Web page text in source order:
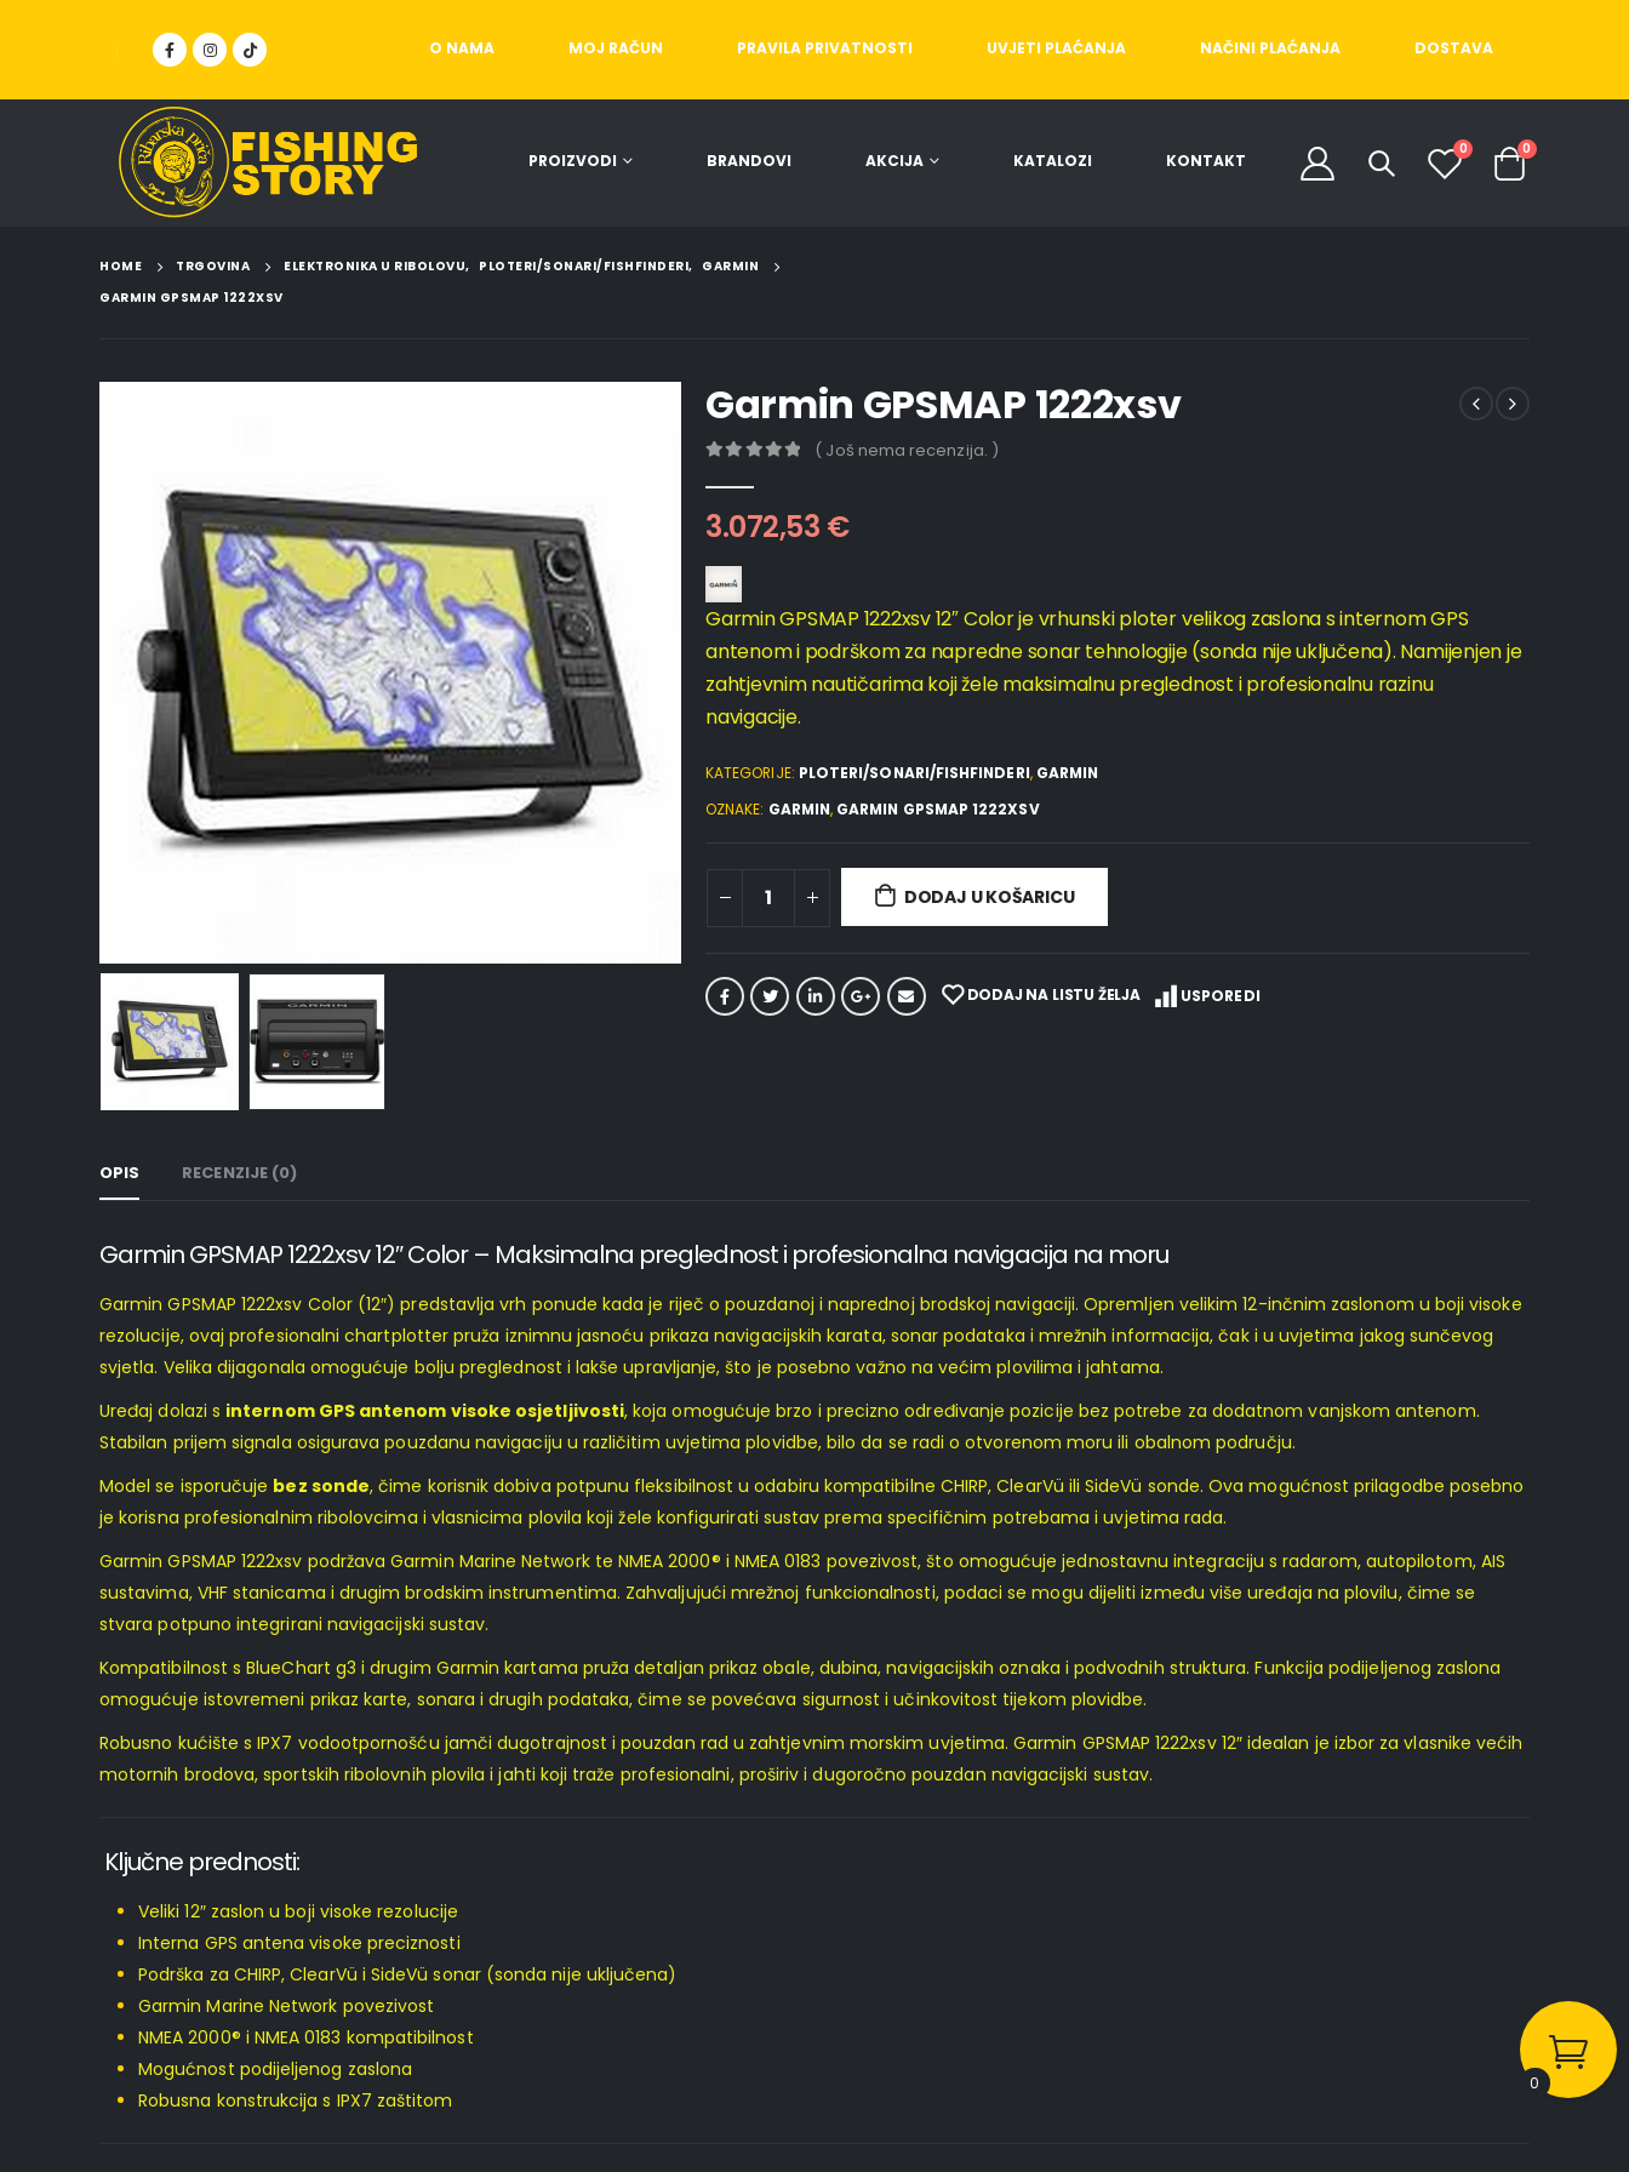
O NAMA MOJ RAČUN PRAVILA PRIVATNOSTI UVJETI PLAĆANJA NAČINI PLAĆANJA DOSTAVA
PROIZVODI BRANDOVI AKCIJA KATALOZI KONTAKT
0 0
HOME TRGOVINA ELEKTRONIKA U RIBOLOVU, PLOTERI/SONARI/FISHFINDERI, GARMIN
GARMIN GPSMAP 1222XSV
Garmin GPSMAP 1222xsv
( Još nema recenzija. )
3.072,53 €
Garmin GPSMAP 1222xsv 12″ Color je vrhunski ploter velikog zaslona s internom GPS
antenom i podrškom za napredne sonar tehnologije (sonda nije uključena). Namijenjen je
zahtjevnim nautičarima koji žele maksimalnu preglednost i profesionalnu razinu
navigacije.
KATEGORIJE: PLOTERI/SONARI/FISHFINDERI, GARMIN
OZNAKE: GARMIN, GARMIN GPSMAP 1222XSV
DODAJ U KOŠARICU
DODAJ NA LISTU ŽELJA USPOREDI
OPIS RECENZIJE (0)
Garmin GPSMAP 1222xsv 12″ Color – Maksimalna preglednost i profesionalna navigacija na moru
Garmin GPSMAP 1222xsv Color (12″) predstavlja vrh ponude kada je riječ o pouzdanoj i naprednoj brodskoj navigaciji. Opremljen velikim 12-inčnim zaslonom u boji visoke
rezolucije, ovaj profesionalni chartplotter pruža iznimnu jasnoću prikaza navigacijskih karata, sonar podataka i mrežnih informacija, čak i u uvjetima jakog sunčevog
svjetla. Velika dijagonala omogućuje bolju preglednost i lakše upravljanje, što je posebno važno na većim plovilima i jahtama.
Uređaj dolazi s internom GPS antenom visoke osjetljivosti, koja omogućuje brzo i precizno određivanje pozicije bez potrebe za dodatnom vanjskom antenom.
Stabilan prijem signala osigurava pouzdanu navigaciju u različitim uvjetima plovidbe, bilo da se radi o otvorenom moru ili obalnom području.
Model se isporučuje bez sonde, čime korisnik dobiva potpunu fleksibilnost u odabiru kompatibilne CHIRP, ClearVü ili SideVü sonde. Ova mogućnost prilagodbe posebno
je korisna profesionalnim ribolovcima i vlasnicima plovila koji žele konfigurirati sustav prema specifičnim potrebama i uvjetima rada.
Garmin GPSMAP 1222xsv podržava Garmin Marine Network te NMEA 2000® i NMEA 0183 povezivost, što omogućuje jednostavnu integraciju s radarom, autopilotom, AIS
sustavima, VHF stanicama i drugim brodskim instrumentima. Zahvaljujući mrežnoj funkcionalnosti, podaci se mogu dijeliti između više uređaja na plovilu, čime se
stvara potpuno integrirani navigacijski sustav.
Kompatibilnost s BlueChart g3 i drugim Garmin kartama pruža detaljan prikaz obale, dubina, navigacijskih oznaka i podvodnih struktura. Funkcija podijeljenog zaslona
omogućuje istovremeni prikaz karte, sonara i drugih podataka, čime se povećava sigurnost i učinkovitost tijekom plovidbe.
Robusno kućište s IPX7 vodootpornošću jamči dugotrajnost i pouzdan rad u zahtjevnim morskim uvjetima. Garmin GPSMAP 1222xsv 12″ idealan je izbor za vlasnike većih
motornih brodova, sportskih ribolovnih plovila i jahti koji traže profesionalni, proširiv i dugoročno pouzdan navigacijski sustav.
Ključne prednosti:
Veliki 12″ zaslon u boji visoke rezolucije
Interna GPS antena visoke preciznosti
Podrška za CHIRP, ClearVü i SideVü sonar (sonda nije uključena)
Garmin Marine Network povezivost
NMEA 2000® i NMEA 0183 kompatibilnost
Mogućnost podijeljenog zaslona
Robusna konstrukcija s IPX7 zaštitom
0